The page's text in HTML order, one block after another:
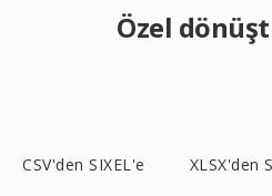
Özel
CSV'den SIXEL'e XLSX'den